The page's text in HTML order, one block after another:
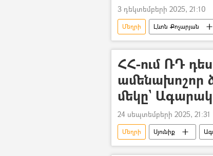
3 դեկտեմբերի 2025, 21:10
Մեղրի Լևոն Քոչարյան
Ռոբերտ Քոչարյան
ՀՀ-ում ՌԴ
ամենախոշոր
մեկը`
24 սեպտեմբերի 2025, 21:31
Մեղրի Սյունիք
Ռուսաստան
Դեսպան